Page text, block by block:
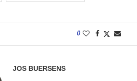
0
JOS BUERSENS